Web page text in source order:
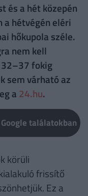
és a hét közepén
hétvégén eléri
hőkupola széle.
nem kell
fokig
sem várható az
a 24.hu.
találatokban
körüli
frissítő
Ez a